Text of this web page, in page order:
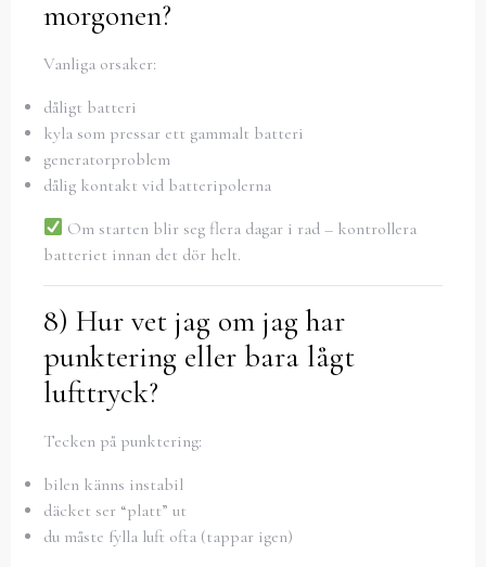
morgonen?
Vanliga orsaker:
dåligt batteri
kyla som pressar ett gammalt batteri
generatorproblem
dålig kontakt vid batteripolerna
Om starten blir seg flera dagar i rad – kontrollera
batteriet innan det dör helt.
8) Hur vet jag om jag har
punktering eller bara lågt
lufttryck?
Tecken på punktering:
bilen känns instabil
däcket ser “platt” ut
du måste fylla luft ofta (tappar igen)